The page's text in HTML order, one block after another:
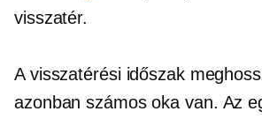
visszatér.
A visszatérési időszak
azonban számos oka van. Az